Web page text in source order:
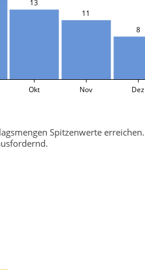
13
11
8
Okt Nov Dez
Spitzenwerte erreichen.